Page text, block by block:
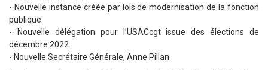
- Nouvelle instance créée par lois de modernisation de la fonction
publique
- Nouvelle délégation pour l’USACcgt issue des élections de
décembre 2022
- Nouvelle Secrétaire Générale, Anne Pillan.